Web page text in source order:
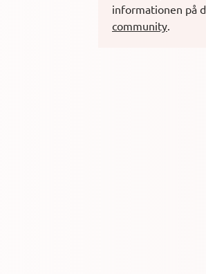
informationen på
community.